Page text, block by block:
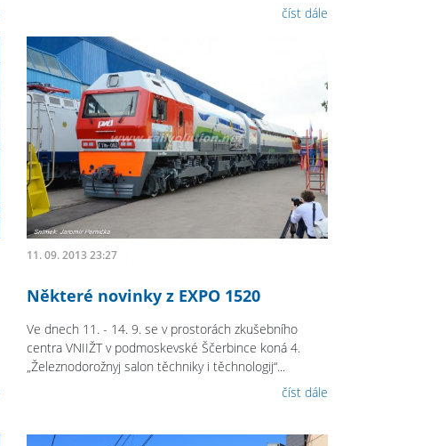
číst dále
11. 09. 2013 23:27
Některé novinky z EXPO 1520
Ve dnech 11. - 14. 9. se v prostorách zkušebního
centra VNIIŽT v podmoskevské Ščerbince koná 4.
„Železnodorožnyj salon těchniky i těchnologij“...
číst dále